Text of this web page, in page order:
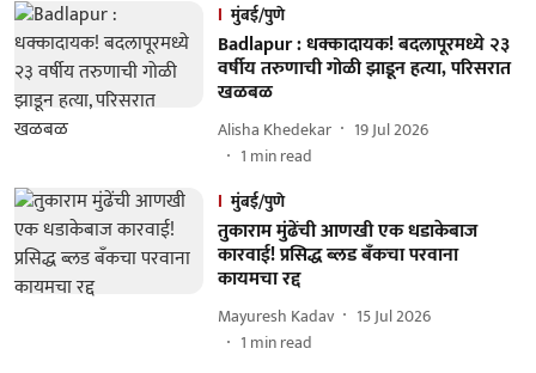
मुंबई/पुणे
Badlapur : धक्कादायक! बदलापूरमध्ये २३
वर्षीय तरुणाची गोळी झाडून हत्या, परिसरात
खळबळ
Alisha Khedekar
19 Jul 2026
1 min read
मुंबई/पुणे
तुकाराम मुंढेंची आणखी एक धडाकेबाज
कारवाई! प्रसिद्ध ब्लड बँकचा परवाना
कायमचा रद्द
Mayuresh Kadav
15 Jul 2026
1 min read